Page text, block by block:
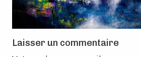
Laisser un commentaire